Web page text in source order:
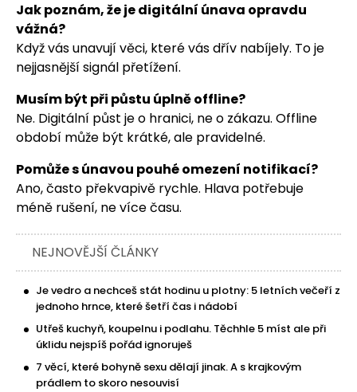
Jak poznám, že je digitální únava opravdu
vážná?
Když vás unavují věci, které vás dřív nabíjely. To je
nejjasnější signál přetížení.
Musím být při půstu úplně offline?
Ne. Digitální půst je o hranici, ne o zákazu. Offline
období může být krátké, ale pravidelné.
Pomůže s únavou pouhé omezení notifikací?
Ano, často překvapivě rychle. Hlava potřebuje
méně rušení, ne více času.
NEJNOVĚJŠÍ ČLÁNKY
Je vedro a nechceš stát hodinu u plotny: 5 letních večeří z
jednoho hrnce, které šetří čas i nádobí
Utřeš kuchyň, koupelnu i podlahu. Těchhle 5 míst ale při
úklidu nejspíš pořád ignoruješ
7 věcí, které bohyně sexu dělají jinak. A s krajkovým
prádlem to skoro nesouvisí